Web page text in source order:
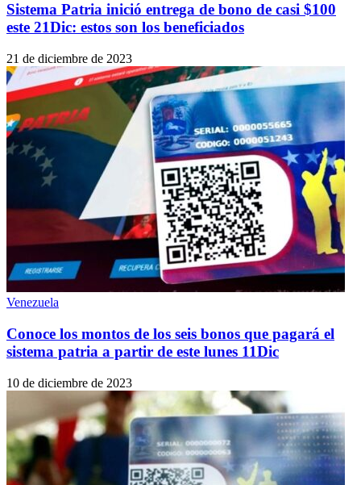
Sistema Patria inició entrega de bono de casi $100
este 21Dic: estos son los beneficiados
21 de diciembre de 2023
Venezuela
Conoce los montos de los seis bonos que pagará el
sistema patria a partir de este lunes 11Dic
10 de diciembre de 2023